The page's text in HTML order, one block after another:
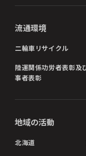
流通環境
二輪車リサイクル
陸運関係功労者表彰及
事者表彰
地域の活動
北海道